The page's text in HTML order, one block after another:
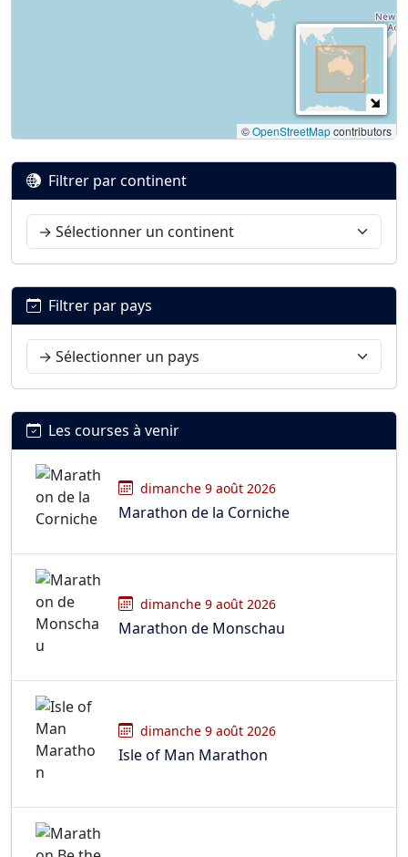
©OpenStreetMapcontributors
Filtrer par continent
Filtrer par pays
Les courses à venir
dimanche 9 août 2026
Marathon de la Corniche
dimanche 9 août 2026
Marathon de Monschau
dimanche 9 août 2026
Isle of Man Marathon